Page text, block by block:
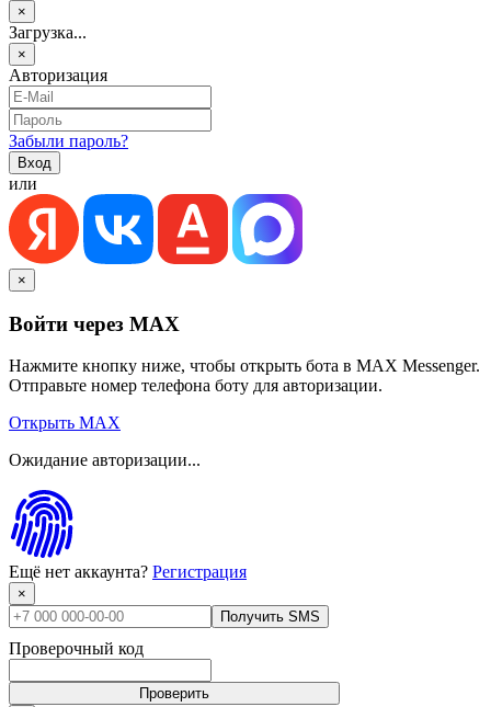
×
Загрузка...
×
Авторизация
Забыли пароль?
или
×
Войти через MAX
Нажмите кнопку ниже, чтобы открыть бота в MAX Messenger.
Отправьте номер телефона боту для авторизации.
Открыть MAX
Ожидание авторизации...
Ещё нет аккаунта? Регистрация
×
Получить SMS
Проверочный код
Проверить